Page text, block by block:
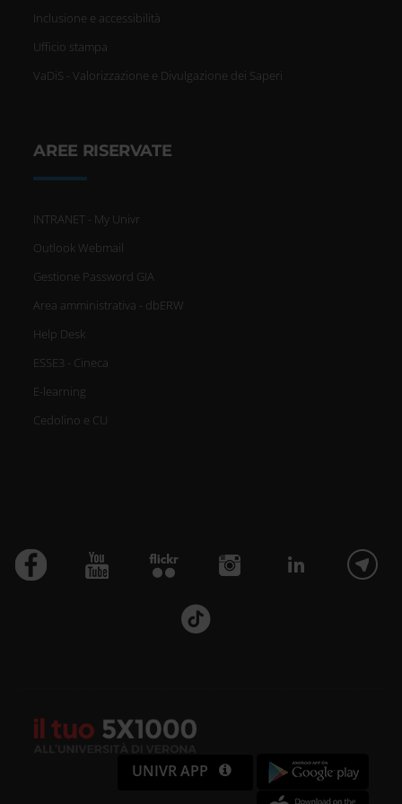
Inclusione e accessibilità
Ufficio stampa
VaDiS - Valorizzazione e Divulgazione dei Saperi
AREE RISERVATE
INTRANET - My Univr
Outlook Webmail
Gestione Password GIA
Area amministrativa - dbERW
Help Desk
ESSE3 - Cineca
E-learning
Cedolino e CU
UNIVR APP